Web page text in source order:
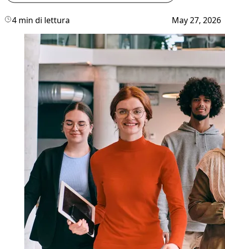
4 min di lettura May 27, 2026